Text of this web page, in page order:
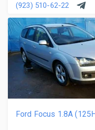
(923) 510-62-22
Ford Focus 1.8A